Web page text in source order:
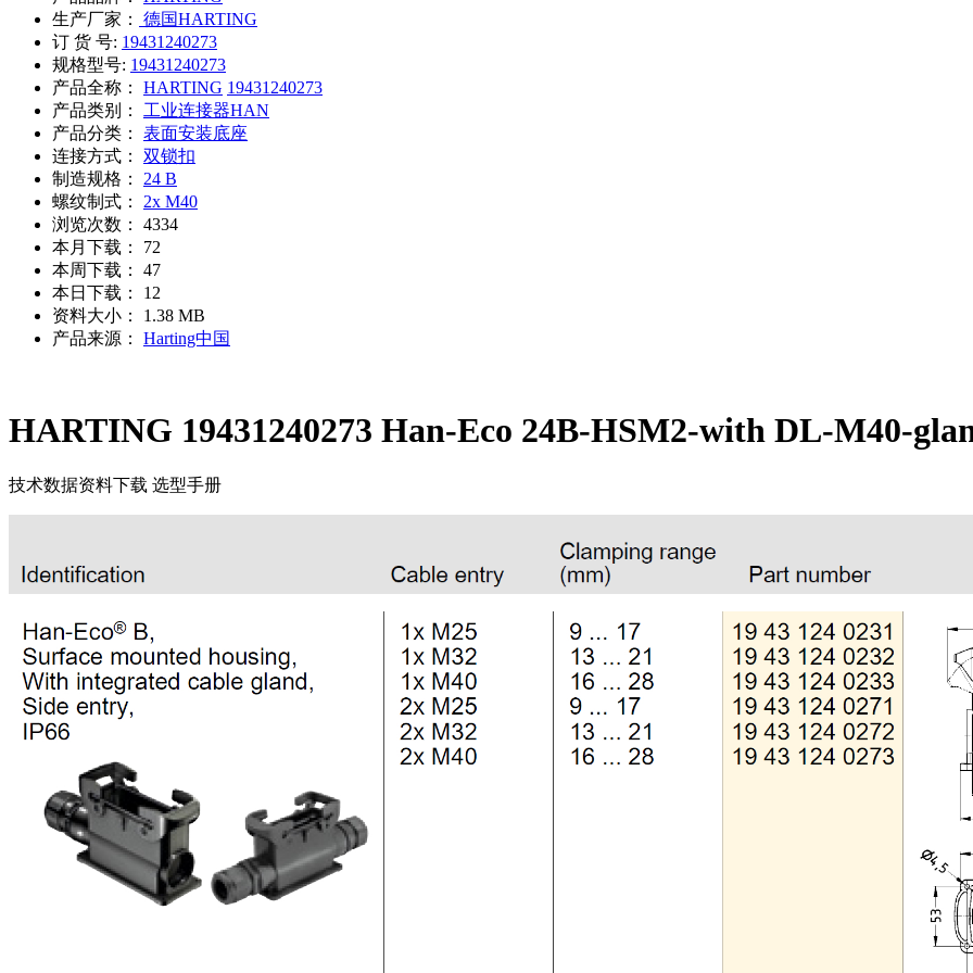
生产厂家：
德国HARTING
订 货 号: 19431240273
规格型号: 19431240273
产品全称：
HARTING 19431240273
产品类别：
工业连接器HAN
产品分类：
表面安装底座
连接方式：
双锁扣
制造规格：
24 B
螺纹制式：
2x M40
浏览次数：
4334
本月下载：
72
本周下载：
47
本日下载：
12
资料大小：
1.38 MB
产品来源：
Harting中国
HARTING 19431240273 Han-Eco 24B-HSM2-with DL-M40-
技术数据资料下载 选型手册